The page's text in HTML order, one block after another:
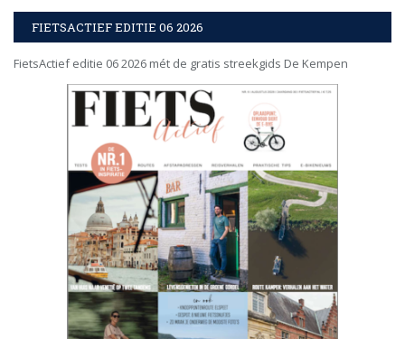
FIETSACTIEF EDITIE 06 2026
FietsActief editie 06 2026 mét de gratis streekgids De Kempen